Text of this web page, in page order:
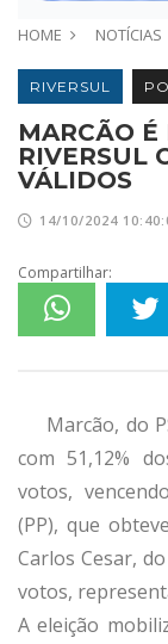
HOME NOTÍCIAS
RIVERSUL
MARCÃO É
RIVERSUL
VÁLIDOS
14/10/2024
Compartilhar:
Marcão, do
com 51,12%
votos,
(PP), que
Carlos Cesar,
votos,
A eleição